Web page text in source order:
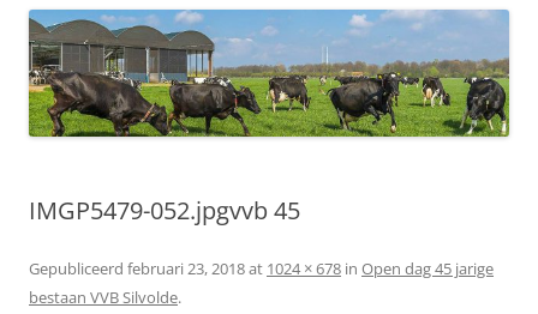
IMGP5479-052.jpgvvb 45
Gepubliceerd februari 23, 2018at 1024 × 678 in Open dag 45 jarige
bestaan VVB Silvolde.